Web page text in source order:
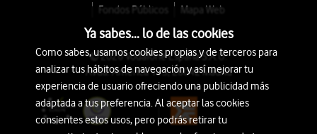
Fondos Públicos
Mapa Web
© 2026 Vodafone España S.A.U.
Avda. América 115, 28042 Madrid
Ya sabes... lo de las cookies
Como sabes, usamos cookies propias y de terceros para
analizar tus hábitos de navegación y así mejorar tu
experiencia de usuario ofreciendo una publicidad más
adaptada a tus preferencia. Al aceptar las cookies
consientes estos usos, pero podrás retirar tu